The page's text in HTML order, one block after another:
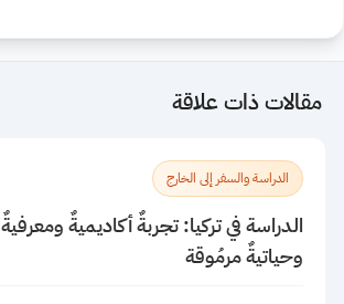
مقالات ذات علاقة
الدراسة والسفر إلى الخارج
الدراسة في تركيا: تجربةٌ أكاديميةٌ ومعرفيةٌ
وحياتيةٌ مرمُوقة